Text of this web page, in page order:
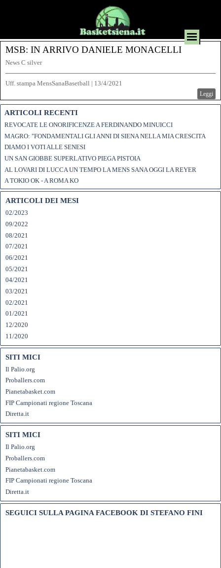
MSB: IN ARRIVO DANIELE MONACELLI
News C silver
Uff. stampa MensSanaBasetball | 13/4/2021
Leggi
ARTICOLI RECENTI
REVOCATE LE ONORIFICENZE A FERDINANDO MINUICCI
MAGRO: "FONDAMENTALI GLI ANNI DI SIENA NELLA MIA CRESCITA
DIAMO I VOTI ALLE SENESI
UN SAN GIOBBE SUPERLATIVO PIEGA PISTOIA
AL LOVARI DI LUCCA UN TEMPO LA MENS SANA OGGI LA REYER
A TOKIO OK - A ROMA KO
ARTICOLI DEI MESI
02/2023
09/2022
08/2021
07/2021
06/2021
05/2021
04/2021
03/2021
02/2021
01/2021
12/2020
11/2020
SITI MICI
Il Palio.org
Proballers.com
Pianetabasket.com
FIP Campionati regione Toscana
Diretta.it
SITI MICI
Il Palio.org
Proballers.com
Pianetabasket.com
FIP Campionati regione Toscana
Diretta.it
SEGUICI SULLA PAGINA FACEBOOK DI STEFANO FINI